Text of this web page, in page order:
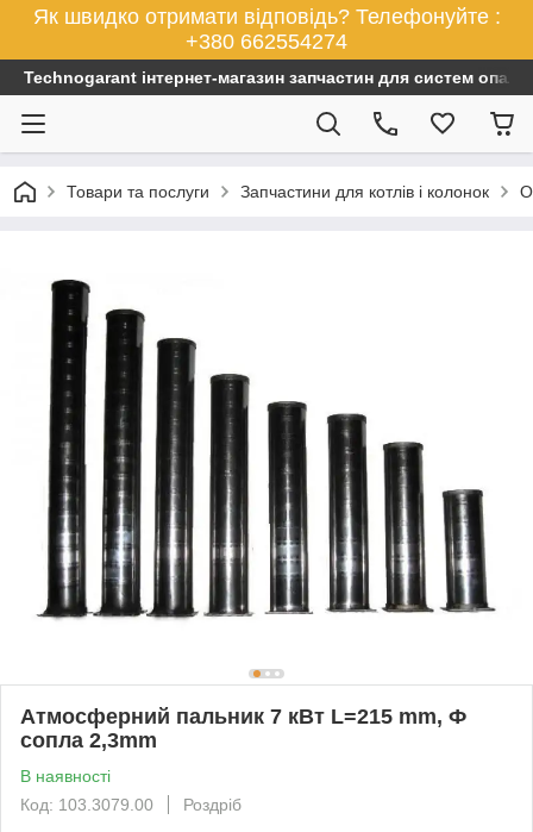
Як швидко отримати відповідь? Телефонуйте :
+380 662554274
Technogarant інтернет-магазин запчастин для систем
Товари та послуги Запчастини для котлів і колонок
Атмосферний пальник 7 кВт L=215 mm, Ф
сопла 2,3mm
В наявності
Код: 103.3079.00
Роздріб